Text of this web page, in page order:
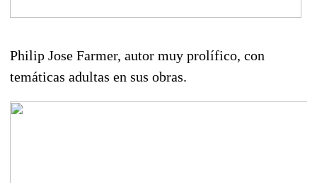
Philip Jose Farmer, autor muy prolífico, con
temáticas adultas en sus obras.